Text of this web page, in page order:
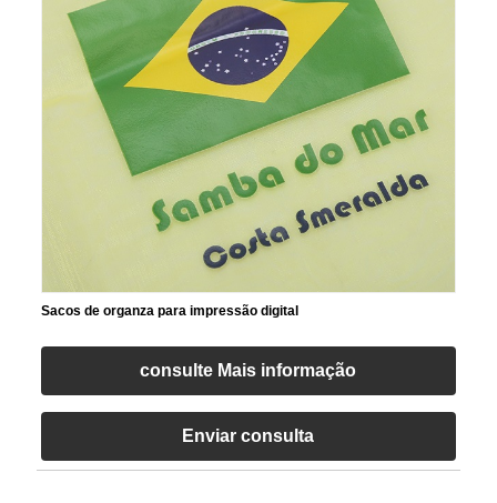
Sacos de organza para impressão digital
consulte Mais informação
Enviar consulta